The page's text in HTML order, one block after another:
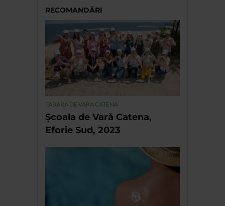
RECOMANDĂRI
TABARA DE VARA CATENA
Școala de Vară Catena,
Eforie Sud, 2023